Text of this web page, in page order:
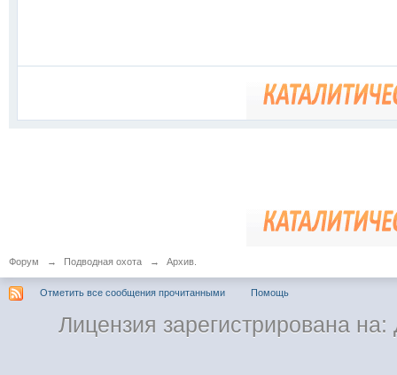
Форум → Подводная охота → Архив.
Отметить все сообщения прочитанными Помощь
Лицензия зарегистрирована